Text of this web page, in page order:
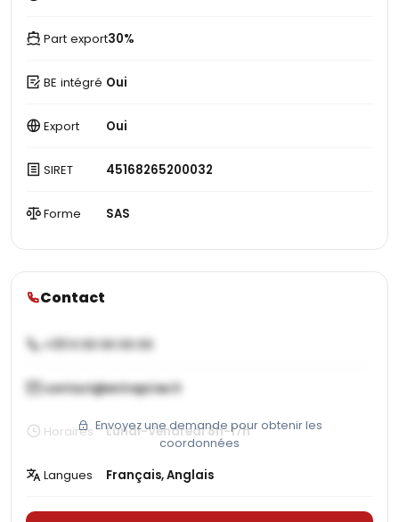
Part export30%
BE intégré Oui
Export Oui
SIRET 45168265200032
Forme SAS
Contact
+33 X XX XX XX XX
contact@entreprise.fr
Envoyez une demande pour obtenir les
coordonnées
Horaires Lundi-Vendredi 8h-17h
Langues Français, Anglais